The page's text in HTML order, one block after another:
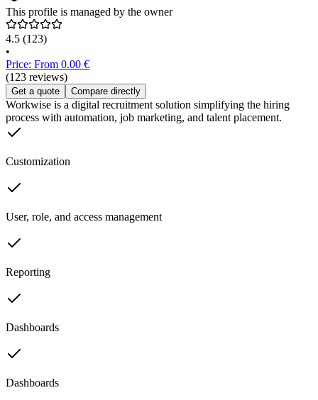
This profile is managed by the owner
4.5 (123)
•
Price: From 0.00 €
(123 reviews)
Get a quote Compare directly
Workwise is a digital recruitment solution simplifying the hiring
process with automation, job marketing, and talent placement.
Customization
User, role, and access management
Reporting
Dashboards
Dashboards